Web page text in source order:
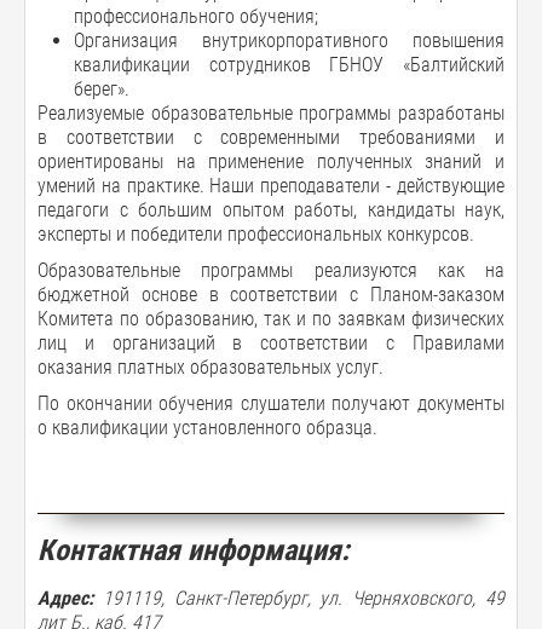
профессионального обучения;
Организация внутрикорпоративного повышения
квалификации сотрудников ГБНОУ «Балтийский
берег».
Реализуемые образовательные программы разработаны
в соответствии с современными требованиями и
ориентированы на применение полученных знаний и
умений на практике. Наши преподаватели - действующие
педагоги с большим опытом работы, кандидаты наук,
эксперты и победители профессиональных конкурсов.
Образовательные программы реализуются как на
бюджетной основе в соответствии с Планом-заказом
Комитета по образованию, так и по заявкам физических
лиц и организаций в соответствии с Правилами
оказания платных образовательных услуг.
По окончании обучения слушатели получают документы
о квалификации установленного образца.
Контактная информация:
Адрес: 191119, Санкт-Петербург, ул. Черняховского, 49
лит Б., каб. 417